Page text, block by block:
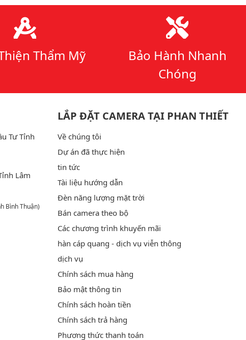
Thẩm Mỹ
Bảo Hành Nhanh
Chóng
Tư Tỉnh
Lâm
Bình Thuận)
LẮP ĐẶT CAMERA TẠI PHAN THIẾT
Về chúng tôi
Dự án đã thực hiện
tin tức
Tài liệu hướng dẫn
Đèn năng lượng mặt trời
Bán camera theo bộ
Các chương trình khuyến mãi
hàn cáp quang - dịch vụ viễn thông
dịch vụ
Chính sách mua hàng
Bảo mật thông tin
Chính sách hoàn tiền
Chính sách trả hàng
Phương thức thanh toán